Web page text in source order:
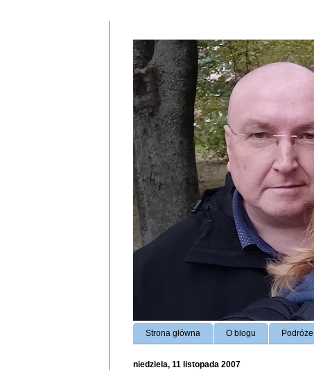
Strona główna O blogu Podróże
niedziela, 11 listopada 2007